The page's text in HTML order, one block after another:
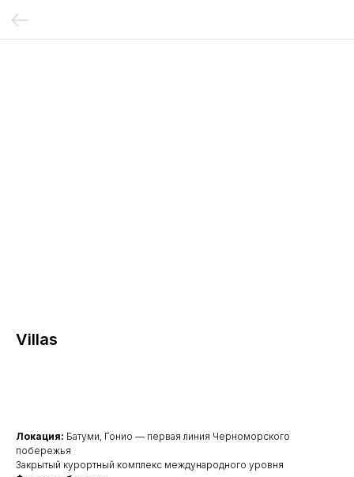
Villas
Локация: Батуми, Гонио — первая линия Черноморского
побережья
Закрытый курортный комплекс международного уровня